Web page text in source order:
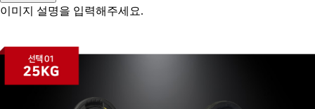
이미지 설명을 입력해주세요.